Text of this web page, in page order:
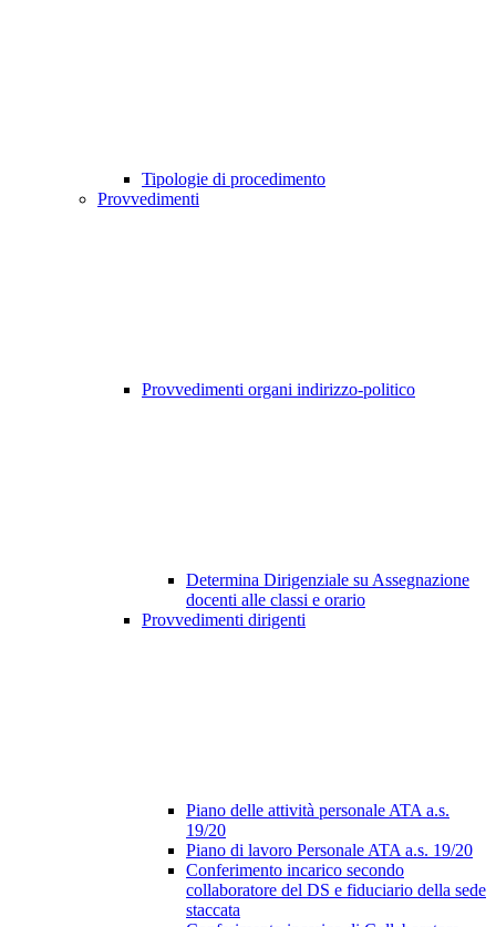
Tipologie di procedimento
Provvedimenti
Provvedimenti organi indirizzo-politico
Determina Dirigenziale su Assegnazione
docenti alle classi e orario
Provvedimenti dirigenti
Piano delle attività personale ATA a.s.
19/20
Piano di lavoro Personale ATA a.s. 19/20
Conferimento incarico secondo
collaboratore del DS e fiduciario della sede
staccata